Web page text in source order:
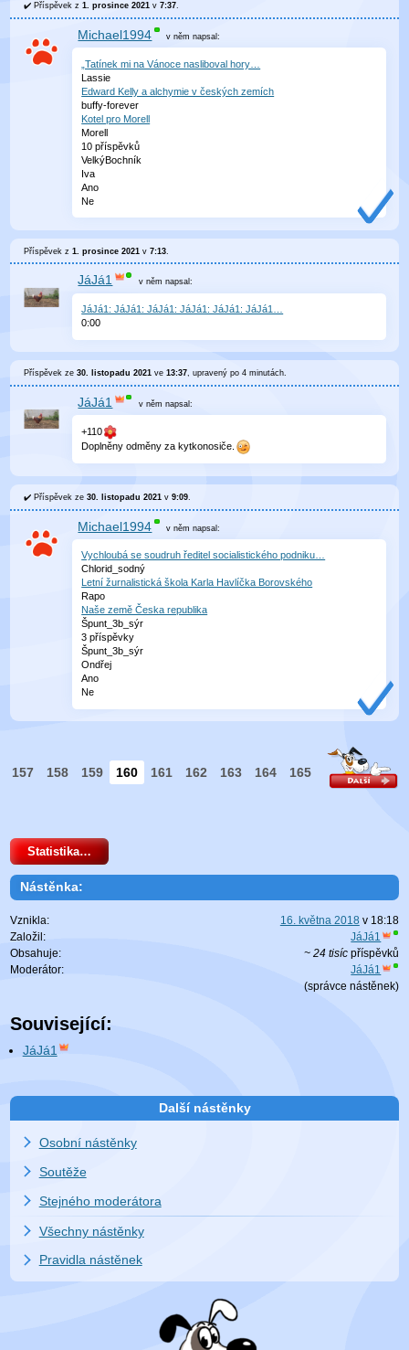
Příspěvek z1. prosince 2021 v7:37.
Michael1994 v němnapsal:
„Tatínek mi na Vánoce nasliboval hory…
Lassie
Edward Kelly a alchymie v českých zemích
buffy-forever
Kotel pro Morell
Morell
10 příspěvků
VelkýBochník
Iva
Ano
Ne
Příspěvek z1. prosince 2021 v7:13
JáJá1 v něm napsal:
JáJá1: JáJá1: JáJá1: JáJá1: JáJá1: JáJá1…
0:00
Příspěvek ze30. listopadu 2021 ve13:37, upravenýpo 4 minutách.
JáJá1 v něm napsal:
+110
Doplněny odměny za kytkonosiče.
Příspěvek ze30. listopadu 2021 v9:09
Michael1994 v němnapsal:
Vychloubá se soudruh ředitel socialistického podniku…
Chlorid_sodný
Letní žurnalistická škola Karla Havlíčka Borovského
Rapo
Naše země Česka republika
Špunt_3b_sýr
3 příspěvky
Špunt_3b_sýr
Ondřej
Ano
Ne
157 158 159 160 161 162 163 164 165
Statistika…
Nástěnka:
Vznikla: 16. května 2018 v 18:18
Založil:
JáJá1
Obsahuje:
~ 24 tisícpříspěvků
Moderátor:
JáJá1
(správce nástěnek)
Související:
JáJá1
Další nástěnky
Osobní nástěnky
Soutěže
Stejného moderátora
Všechny nástěnky
Pravidla nástěnek